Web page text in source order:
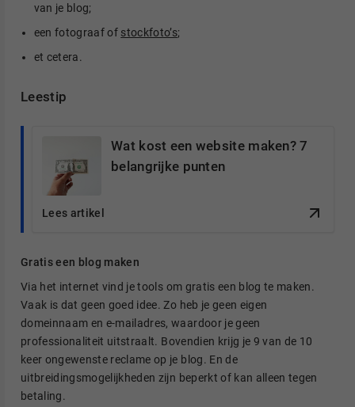
van je blog;
een fotograaf of stockfoto’s;
et cetera.
Leestip
Wat kost een website maken? 7
belangrijke punten
Lees artikel
Gratis een blog maken
Via het internet vind je tools om gratis een blog te maken.
Vaak is dat geen goed idee. Zo heb je geen eigen
domeinnaam en e-mailadres, waardoor je geen
professionaliteit uitstraalt. Bovendien krijg je 9 van de 10
keer ongewenste reclame op je blog. En de
uitbreidingsmogelijkheden zijn beperkt of kan alleen tegen
betaling.